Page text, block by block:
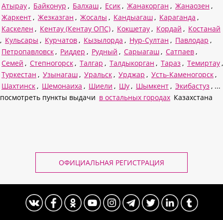
Атырау , Байконур , Балхаш , Есик , Жанакорган , Жанаозен ,
Жаркент , Жезказган , Жосалы , Кандыагаш , Караганда ,
Каскелен , Кентау (Кентау ОПС) , Кокшетау , Кордай , Костанай
, Кульсары , Курчатов , Кызылорда , Нур-Султан , Павлодар ,
Петропавловск , Риддер , Рудный , Сарыагаш , Сатпаев ,
Семей , Степногорск , Талгар , Талдыкорган , Тараз , Темиртау ,
Туркестан , Узынагаш , Уральск , Урджар , Усть-Каменогорск ,
Шахтинск , Шемонаиха , Шиели , Шу , Шымкент , Экибастуз , ...
посмотреть пункты выдачи в остальных городах Казахстана
ОФИЦИАЛЬНАЯ РЕГИСТРАЦИЯ